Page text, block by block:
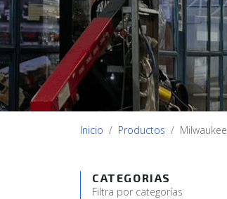
Inicio Productos Milwaukee
CATEGORIAS
Filtra por categorías